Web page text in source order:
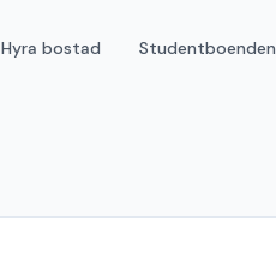
Hyra bostad Studentboenden